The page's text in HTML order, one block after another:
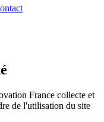
France collecte et
de l'utilisation du site